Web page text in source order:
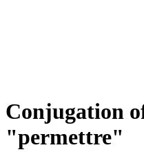
Conjugation
"permettre"